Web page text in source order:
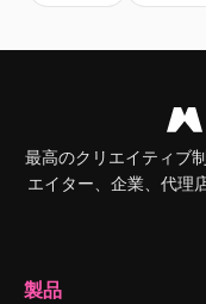
最高のクリエイティブ
エイター、企業、代理
製品